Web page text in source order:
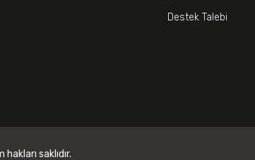
Destek Talebi
saklıdır.